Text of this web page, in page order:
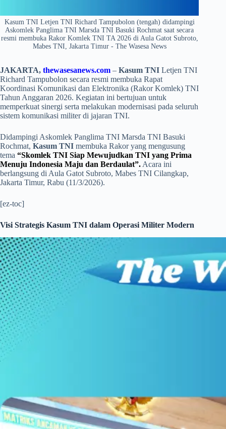
Kasum TNI Letjen TNI Richard Tampubolon (tengah) didampingi
Askomlek Panglima TNI Marsda TNI Basuki Rochmat saat secara
resmi membuka Rakor Komlek TNI TA 2026 di Aula Gatot Subroto,
Mabes TNI, Jakarta Timur - The Wasesa News
JAKARTA, thewasesanews.com – Kasum TNI Letjen TNI
Richard Tampubolon secara resmi membuka Rapat
Koordinasi Komunikasi dan Elektronika (Rakor Komlek) TNI
Tahun Anggaran 2026. Kegiatan ini bertujuan untuk
memperkuat sinergi serta melakukan modernisasi pada seluruh
sistem komunikasi militer di jajaran TNI.
​Didampingi Askomlek Panglima TNI Marsda TNI Basuki
Rochmat, Kasum TNI membuka Rakor yang mengusung
tema “Skomlek TNI Siap Mewujudkan TNI yang Prima
Menuju Indonesia Maju dan Berdaulat”. Acara ini
berlangsung di Aula Gatot Subroto, Mabes TNI Cilangkap,
Jakarta Timur, Rabu (11/3/2026).
[ez-toc]
Visi Strategis Kasum TNI dalam Operasi Militer Modern